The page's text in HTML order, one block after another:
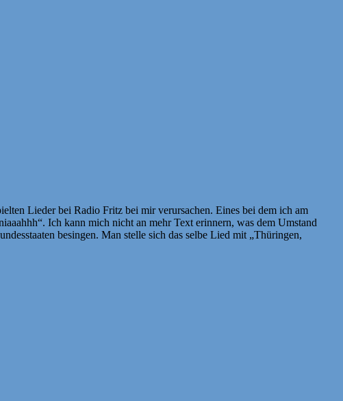
Lieder bei Radio Fritz bei mir verursachen. Eines bei dem ich am
Ich kann mich nicht an mehr Text erinnern, was dem Umstand
besingen. Man stelle sich das selbe Lied mit „Thüringen,